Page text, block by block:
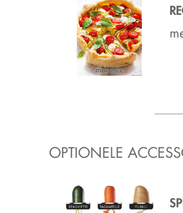
OPTIONELE